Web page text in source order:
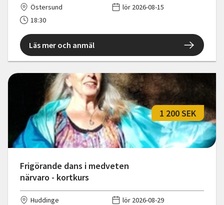
Östersund
lör 2026-08-15
18:30
Läs mer och anmäl
Frigörande dans i medveten
närvaro - kortkurs
1 200 SEK
Huddinge
lör 2026-08-29